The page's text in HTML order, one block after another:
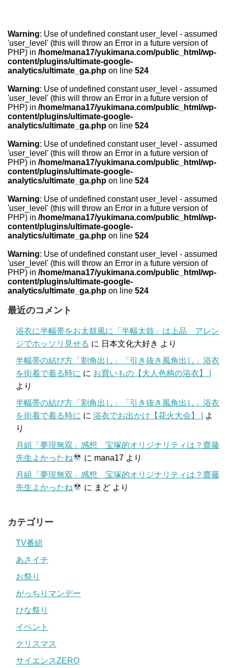
Warning: Use of undefined constant user_level - assumed
'user_level' (this will throw an Error in a future version of
PHP) in /home/mana17/yukimana.com/public_html/wp-
content/plugins/ultimate-google-
analytics/ultimate_ga.php on line 524
Warning: Use of undefined constant user_level - assumed
'user_level' (this will throw an Error in a future version of
PHP) in /home/mana17/yukimana.com/public_html/wp-
content/plugins/ultimate-google-
analytics/ultimate_ga.php on line 524
Warning: Use of undefined constant user_level - assumed
'user_level' (this will throw an Error in a future version of
PHP) in /home/mana17/yukimana.com/public_html/wp-
content/plugins/ultimate-google-
analytics/ultimate_ga.php on line 524
Warning: Use of undefined constant user_level - assumed
'user_level' (this will throw an Error in a future version of
PHP) in /home/mana17/yukimana.com/public_html/wp-
content/plugins/ultimate-google-
analytics/ultimate_ga.php on line 524
Warning: Use of undefined constant user_level - assumed
'user_level' (this will throw an Error in a future version of
PHP) in /home/mana17/yukimana.com/public_html/wp-
content/plugins/ultimate-google-
analytics/ultimate_ga.php on line 524
最近のコメント
浴衣に半幅帯をお太鼓風に「半幅太鼓」は上品 アレン
ジでホッソリ見せる に 日本文化大好き より
半幅帯の結び方「割角出し」「引き抜き風角出し」浴衣
を街着で着る時に に お買いもの【大人色柄の浴衣】 |
より
半幅帯の結び方「割角出し」「引き抜き風角出し」浴衣
を街着で着る時に に 浴衣でお出かけ【花火大会】 |
よ
り
月組「夢現無双」感想 宝塚的オリジナリティは？齋藤
先生よかったね
に mana17 より
月組「夢現無双」感想 宝塚的オリジナリティは？齋藤
先生よかったね
に まど より
カテゴリー
TV番組
あさイチ
お祭り
がっちりマンデー
ひな祭り
イベント
クリスマス
サイエンスZERO